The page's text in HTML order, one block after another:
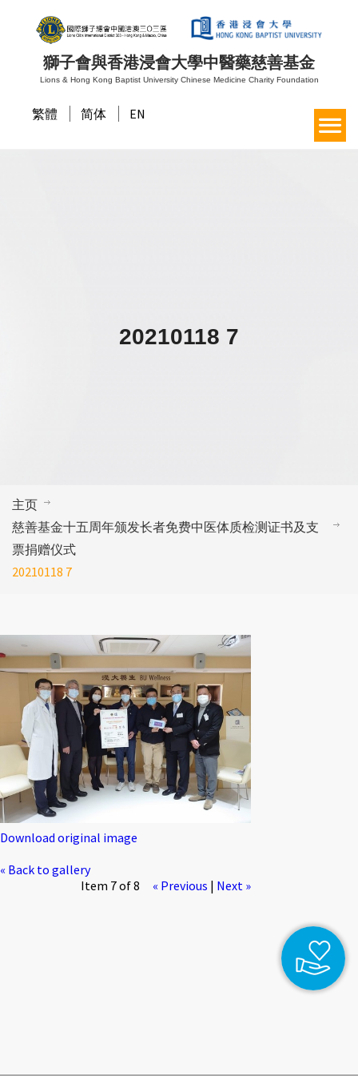
獅子會與香港浸會大學中醫藥慈善基金
Lions & Hong Kong Baptist University Chinese Medicine Charity Foundation
繁體 简体 EN
20210118 7
主页
慈善基金十五周年颁发长者免费中医体质检测证书及支
票捐赠仪式
20210118 7
Download original image
« Back to gallery
Item 7 of 8
« Previous | Next »